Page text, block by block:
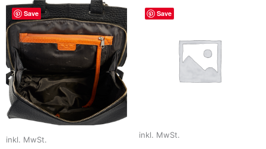
Save
inkl. MwSt.
Dieses
Produkt
weist
mehrere
Varianten
auf.
Die
Optionen
können
auf
Save
inkl. MwSt.
Dieses
Produkt
auf